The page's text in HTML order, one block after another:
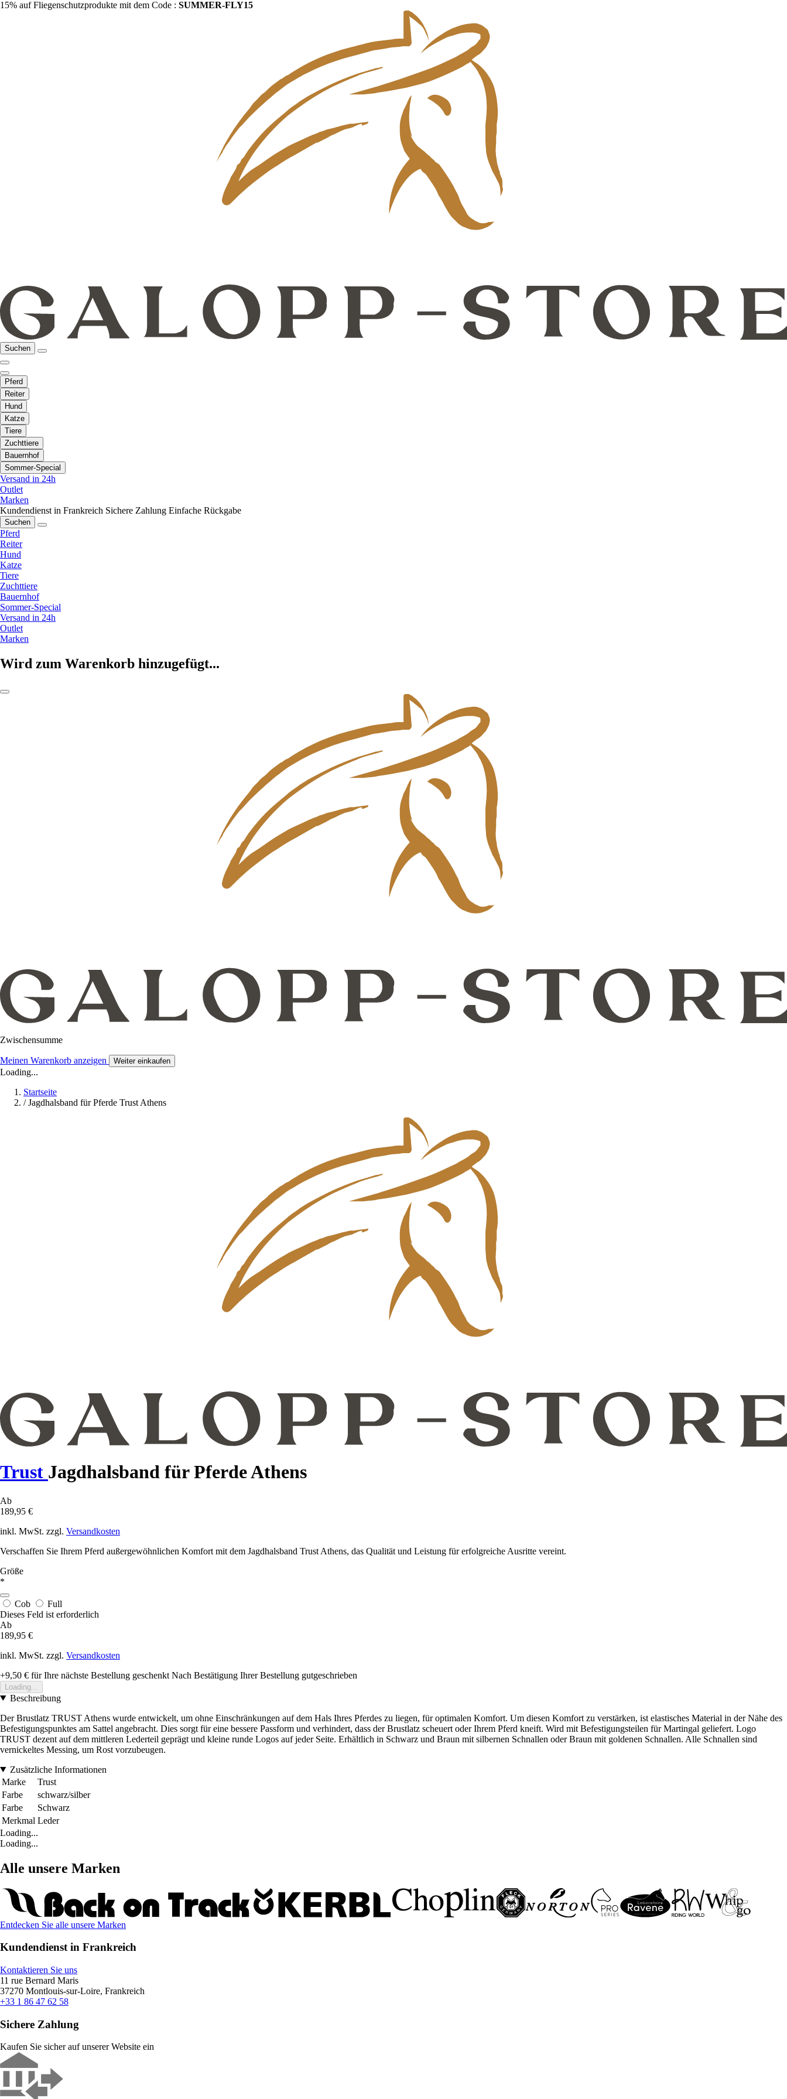
15% auf Fliegenschutzprodukte mit dem Code : SUMMER-FLY15
Suchen
Pferd
Reiter
Hund
Katze
Tiere
Zuchttiere
Bauernhof
Sommer-Special
Versand in 24h
Outlet
Marken
Kundendienst in Frankreich Sichere Zahlung Einfache Rückgabe
Suchen
Pferd
Reiter
Hund
Katze
Tiere
Zuchttiere
Bauernhof
Sommer-Special
Versand in 24h
Outlet
Marken
Wird zum Warenkorb hinzugefügt...
Zwischensumme
Meinen Warenkorb anzeigen Weiter einkaufen
Loading...
Startseite
/ Jagdhalsband für Pferde Trust Athens
Trust Jagdhalsband für Pferde Athens
Ab
189,95 €
inkl. MwSt. zzgl. Versandkosten
Verschaffen Sie Ihrem Pferd außergewöhnlichen Komfort mit dem Jagdhalsband Trust Athens, das Qualität und Leistung für erfolgreiche Ausritte vereint.
Größe
*
Cob
Full
Dieses Feld ist erforderlich
Ab
189,95 €
inkl. MwSt. zzgl. Versandkosten
+9,50 € für Ihre nächste Bestellung geschenkt Nach Bestätigung Ihrer Bestellung gutgeschrieben
Loading...
Beschreibung
Der Brustlatz TRUST Athens wurde entwickelt, um ohne Einschränkungen auf dem Hals Ihres Pferdes zu liegen, für optimalen Komfort. Um diesen Komfort zu verstärken, ist elastisches Material in der Nähe des
Befestigungspunktes am Sattel angebracht. Dies sorgt für eine bessere Passform und verhindert, dass der Brustlatz scheuert oder Ihrem Pferd kneift. Wird mit Befestigungsteilen für Martingal geliefert. Logo
TRUST dezent auf dem mittleren Lederteil geprägt und kleine runde Logos auf jeder Seite. Erhältlich in Schwarz und Braun mit silbernen Schnallen oder Braun mit goldenen Schnallen. Alle Schnallen sind
vernickeltes Messing, um Rost vorzubeugen.
Zusätzliche Informationen
Marke
Trust
Farbe
schwarz/silber
Farbe
Schwarz
Merkmal Leder
Loading...
Loading...
Alle unsere Marken
Entdecken Sie alle unsere Marken
Kundendienst in Frankreich
Kontaktieren Sie uns
11 rue Bernard Maris
37270 Montlouis-sur-Loire, Frankreich
+33 1 86 47 62 58
Sichere Zahlung
Kaufen Sie sicher auf unserer Website ein